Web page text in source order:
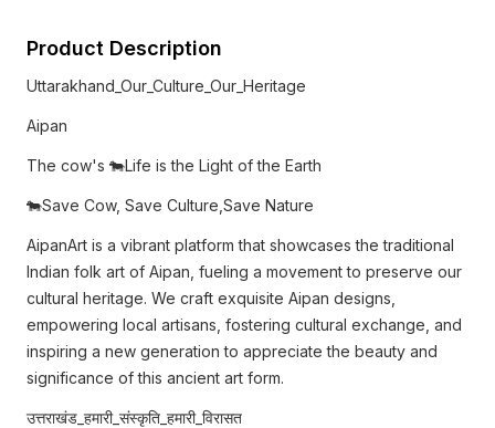
Product Description
Uttarakhand_Our_Culture_Our_Heritage
Aipan
The cow's 🐄Life is the Light of the Earth
🐄Save Cow, Save Culture,Save Nature
AipanArt is a vibrant platform that showcases the traditional
Indian folk art of Aipan, fueling a movement to preserve our
cultural heritage. We craft exquisite Aipan designs,
empowering local artisans, fostering cultural exchange, and
inspiring a new generation to appreciate the beauty and
significance of this ancient art form.
उत्तराखंड_हमारी_संस्कृति_हमारी_विरासत